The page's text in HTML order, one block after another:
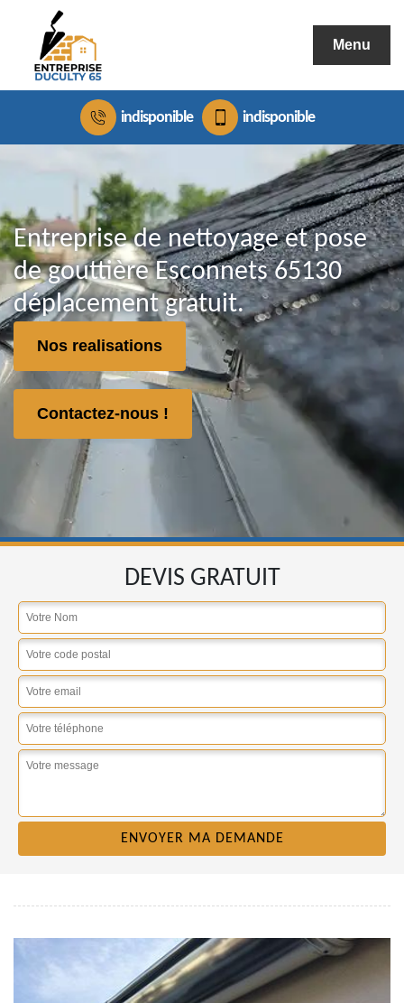
Menu
indisponible indisponible
Entreprise de nettoyage et pose
de gouttière Esconnets 65130
déplacement gratuit.
Nos realisations
Contactez-nous !
DEVIS GRATUIT